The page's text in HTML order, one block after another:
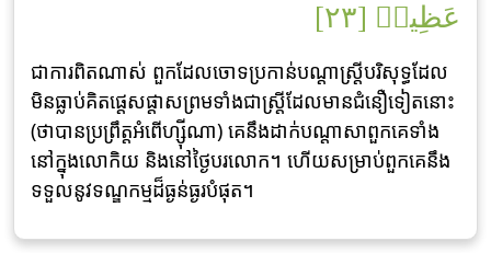
عَظِيمٞ [٢٣]
ជាការពិតណាស់ ពួកដែលចោទប្រកាន់បណ្តាស្ត្រីបរិសុទ្ធដែល
មិនធ្លាប់គិតផ្តេសផ្តាសព្រមទាំងជាស្ត្រីដែលមានជំនឿទៀតនោះ
(ថាបានប្រព្រឹត្តអំពើហ្ស៊ីណា) គេនឹងដាក់បណ្តាសាពួកគេទាំង
នៅក្នុងលោកិយ និងនៅថ្ងៃបរលោក។ ហើយសម្រាប់ពួកគេនឹង
ទទួលនូវទណ្ឌកម្មដ៏ធ្ងន់ធ្ងរបំផុត។